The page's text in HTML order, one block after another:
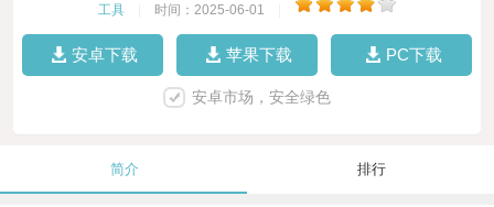
工具 时间：2025-06-01
安卓下载 苹果下载 PC下载
安卓市场，安全绿色
简介 排行